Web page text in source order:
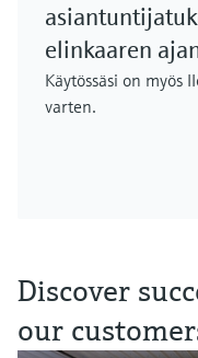
elinkaaren
Käytössäsi on myös
varten.
Discover
our